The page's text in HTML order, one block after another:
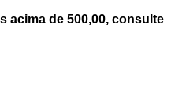
acima de 500,00, consulte